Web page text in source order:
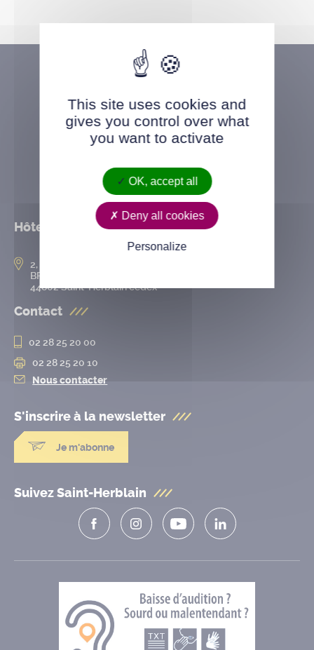
Hôtel de ville
2, rue de l’Hôtel-de-Ville
BP 50167
44802 Saint-Herblain cedex
Contact
02 28 25 20 00
02 28 25 20 10
Nous contacter
S'inscrire à la newsletter
Je m'abonne
Suivez Saint-Herblain
This site uses cookies and
gives you control over what
you want to activate
OK, accept all
Deny all cookies
Personalize